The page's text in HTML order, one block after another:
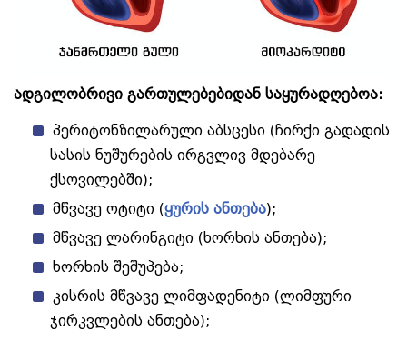
ადგილობრივი გართულებებიდან საყურადღებოა:
პერიტონზილარული აბსცესი (ჩირქი გადადის
სასის ნუშურების ირგვლივ მდებარე
ქსოვილებში);
მწვავე ოტიტი (ყურის ანთება);
მწვავე ლარინგიტი (ხორხის ანთება);
ხორხის შეშუპება;
კისრის მწვავე ლიმფადენიტი (ლიმფური
ჯირკვლების ანთება);